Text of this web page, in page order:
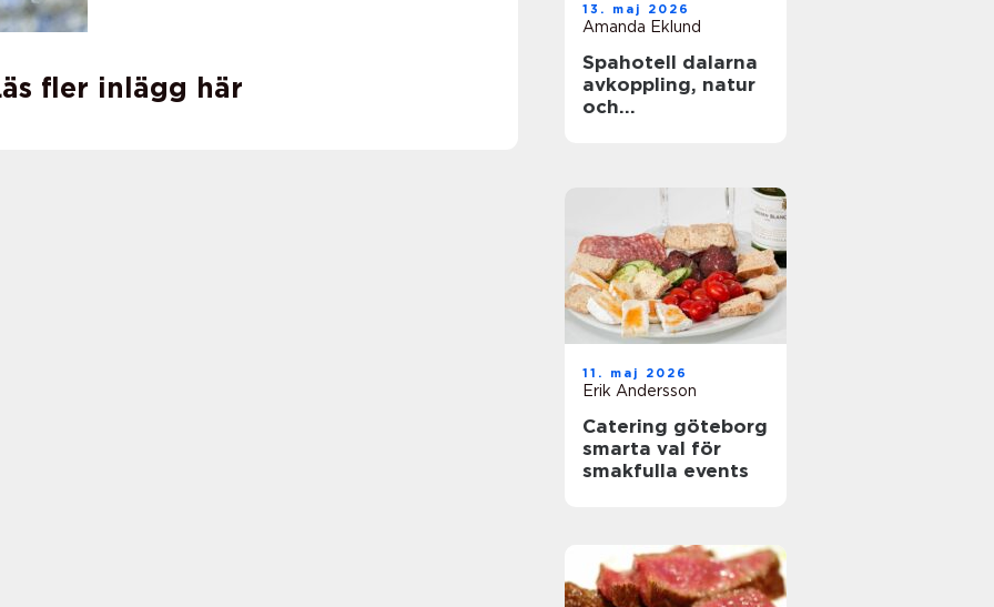
fler inlägg här
13. maj 2026
Amanda Eklund
Spahotell dalarna
avkoppling, natur
och
11. maj 2026
Erik Andersson
Catering göteborg
smarta val för
smakfulla events